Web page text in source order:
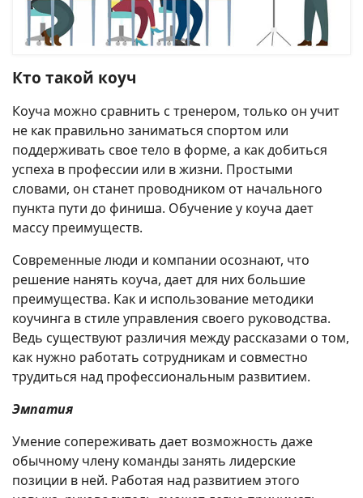
Кто такой коуч
Коуча можно сравнить с тренером, только он учит
не как правильно заниматься спортом или
поддерживать свое тело в форме, а как добиться
успеха в профессии или в жизни. Простыми
словами, он станет проводником от начального
пункта пути до финиша. Обучение у коуча дает
массу преимуществ.
Современные люди и компании осознают, что
решение нанять коуча, дает для них большие
преимущества. Как и использование методики
коучинга в стиле управления своего руководства.
Ведь существуют различия между рассказами о том,
как нужно работать сотрудникам и совместно
трудиться над профессиональным развитием.
Эмпатия
Умение сопереживать дает возможность даже
обычному члену команды занять лидерские
позиции в ней. Работая над развитием этого